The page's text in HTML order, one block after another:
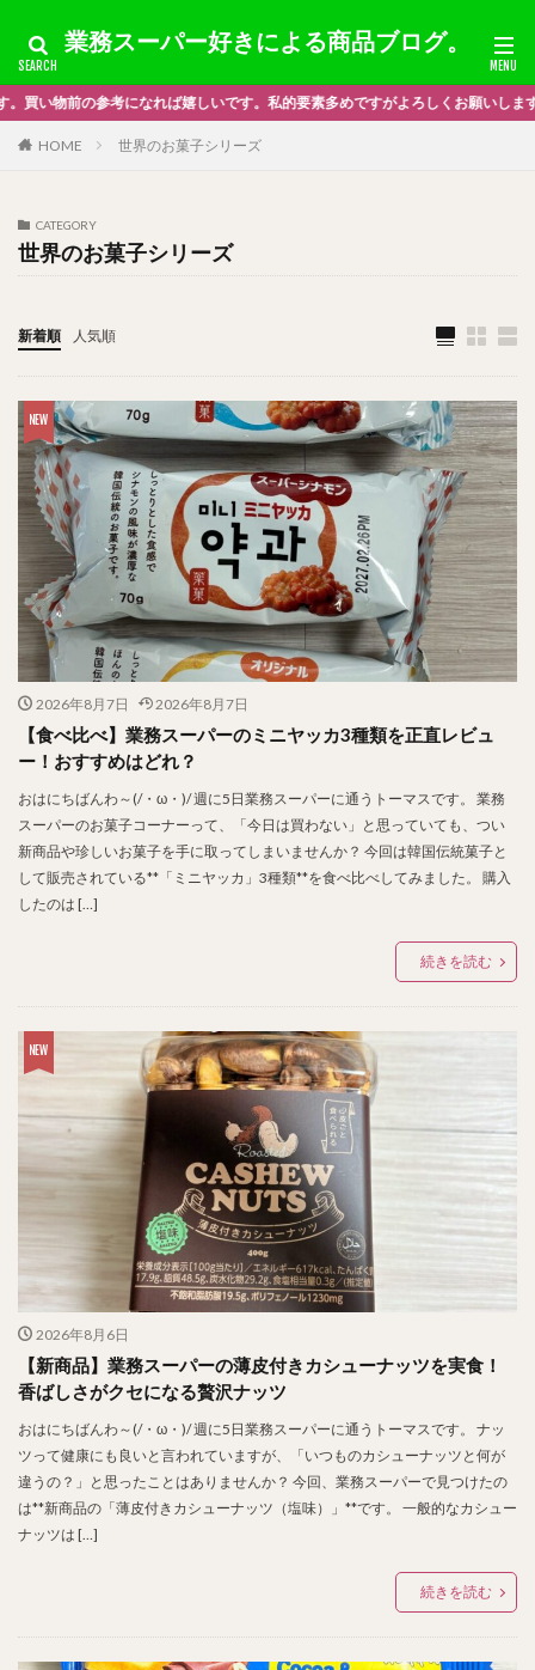
業務スーパー好きによる商品ブログ。
嬉しいです。私的要素多めですがよろしくお願いします＿|￣|○
HOME 世界のお菓子シリーズ
CATEGORY
世界のお菓子シリーズ
新着順 人気順
2026年8月7日 2026年8月7日
【食べ比べ】業務スーパーのミニヤッカ3種類を正直レビュ
ー！おすすめはどれ？
おはにちばんわ～(/・ω・)/ 週に5日業務スーパーに通うトーマスです。 業務
スーパーのお菓子コーナーって、「今日は買わない」と思っていても、つい
新商品や珍しいお菓子を手に取ってしまいませんか？ 今回は韓国伝統菓子と
して販売されている**「ミニヤッカ」3種類**を食べ比べしてみました。 購入
したのは […]
続きを読む
2026年8月6日
【新商品】業務スーパーの薄皮付きカシューナッツを実食！
香ばしさがクセになる贅沢ナッツ
おはにちばんわ～(/・ω・)/ 週に5日業務スーパーに通うトーマスです。 ナッ
ツって健康にも良いと言われていますが、「いつものカシューナッツと何が
違うの？」と思ったことはありませんか？ 今回、業務スーパーで見つけたの
は**新商品の「薄皮付きカシューナッツ（塩味）」**です。 一般的なカシュー
ナッツは […]
続きを読む